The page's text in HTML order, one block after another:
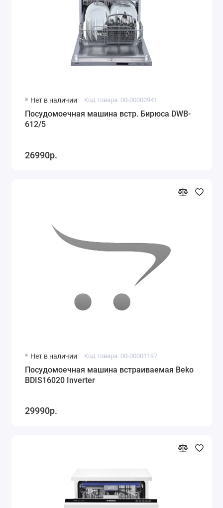
Нет в наличии Код товара: 00-00000941
Посудомоечная машина встр. Бирюса DWB-
612/5
26990р.
Нет в наличии Код товара: 00-00001197
Посудомоечная машина встраиваемая Beko
BDIS16020 Inverter
29990р.